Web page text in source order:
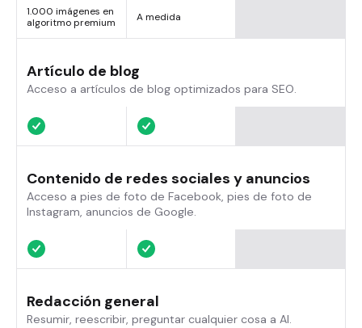
1.000 imágenes en
algoritmo premium
A medida
Artículo de blog
Acceso a artículos de blog optimizados para SEO.
Contenido de redes sociales y anuncios
Acceso a pies de foto de Facebook, pies de foto de
Instagram, anuncios de Google.
Redacción general
Resumir, reescribir, preguntar cualquier cosa a AI.